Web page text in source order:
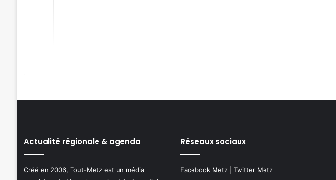
Actualité régionale & agenda
Créé en 2006, Tout-Metz est un média
Réseaux sociaux
Facebook Metz| Twitter Metz